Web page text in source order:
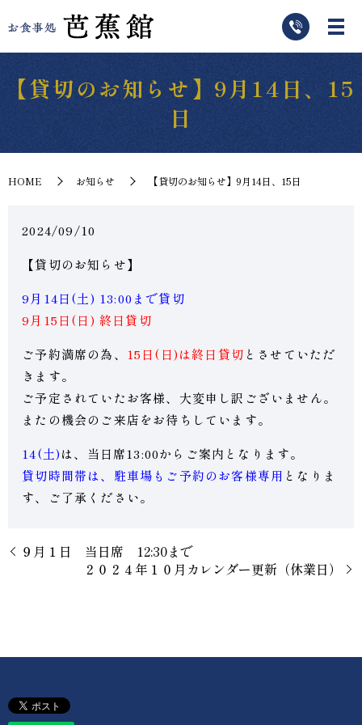
【貸切のお知らせ】9月14日、15
日
HOME お知らせ 【貸切のお知らせ】9月14日、15日
2024/09/10
【貸切のお知らせ】
9月14日(土) 13:00まで貸切
9月15日(日) 終日貸切
ご予約満席の為、 15日(日)は終日貸切 とさせていただ
きます。
ご予定されていたお客様、大変申し訳ございません。
またの機会のご来店をお待ちしています。
14(土)は、当日席13:00からご案内となります。
貸切時間帯は、駐車場もご予約のお客様専用 となりま
す、ご了承ください。
９月１日 当日席 12:30まで
２０２４年１０月カレンダー更新（休業日）